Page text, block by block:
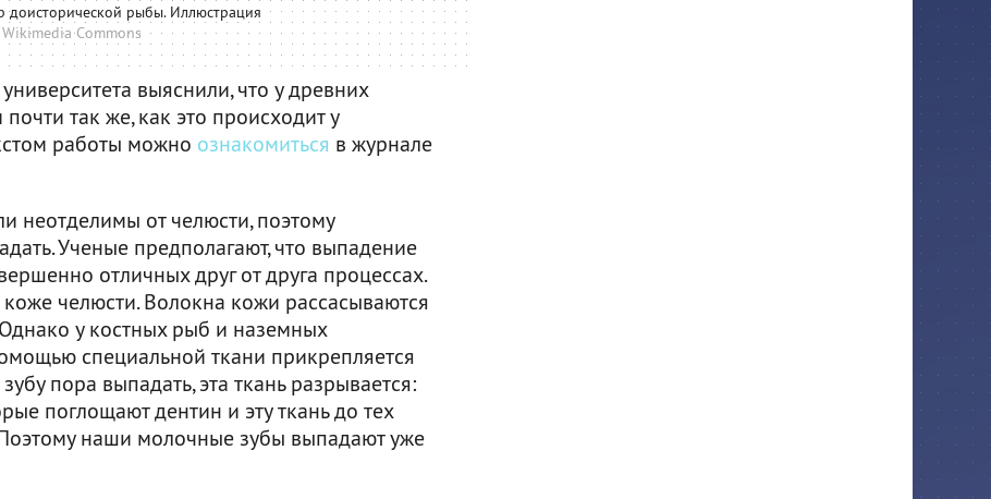
рыбы. Иллюстрация
Commons
выяснили, что у древних
так же, как это происходит у
работы можно ознакомиться в журнале
неотделимы от челюсти, поэтому
Ученые предполагают, что выпадение
отличных друг от друга процессах.
челюсти. Волокна кожи рассасываются
у костных рыб и наземных
специальной ткани прикрепляется
пора выпадать, эта ткань разрывается:
поглощают дентин и эту ткань до тех
наши молочные зубы выпадают уже